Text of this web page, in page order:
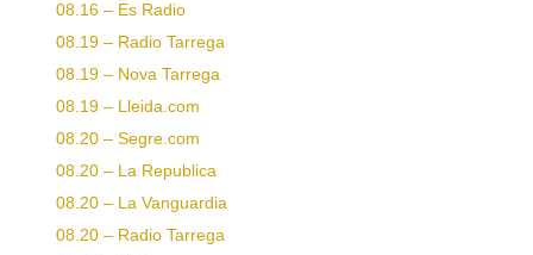
08.16 – Es Radio
08.19 – Radio Tarrega
08.19 – Nova Tarrega
08.19 – Lleida.com
08.20 – Segre.com
08.20 – La Republica
08.20 – La Vanguardia
08.20 – Radio Tarrega